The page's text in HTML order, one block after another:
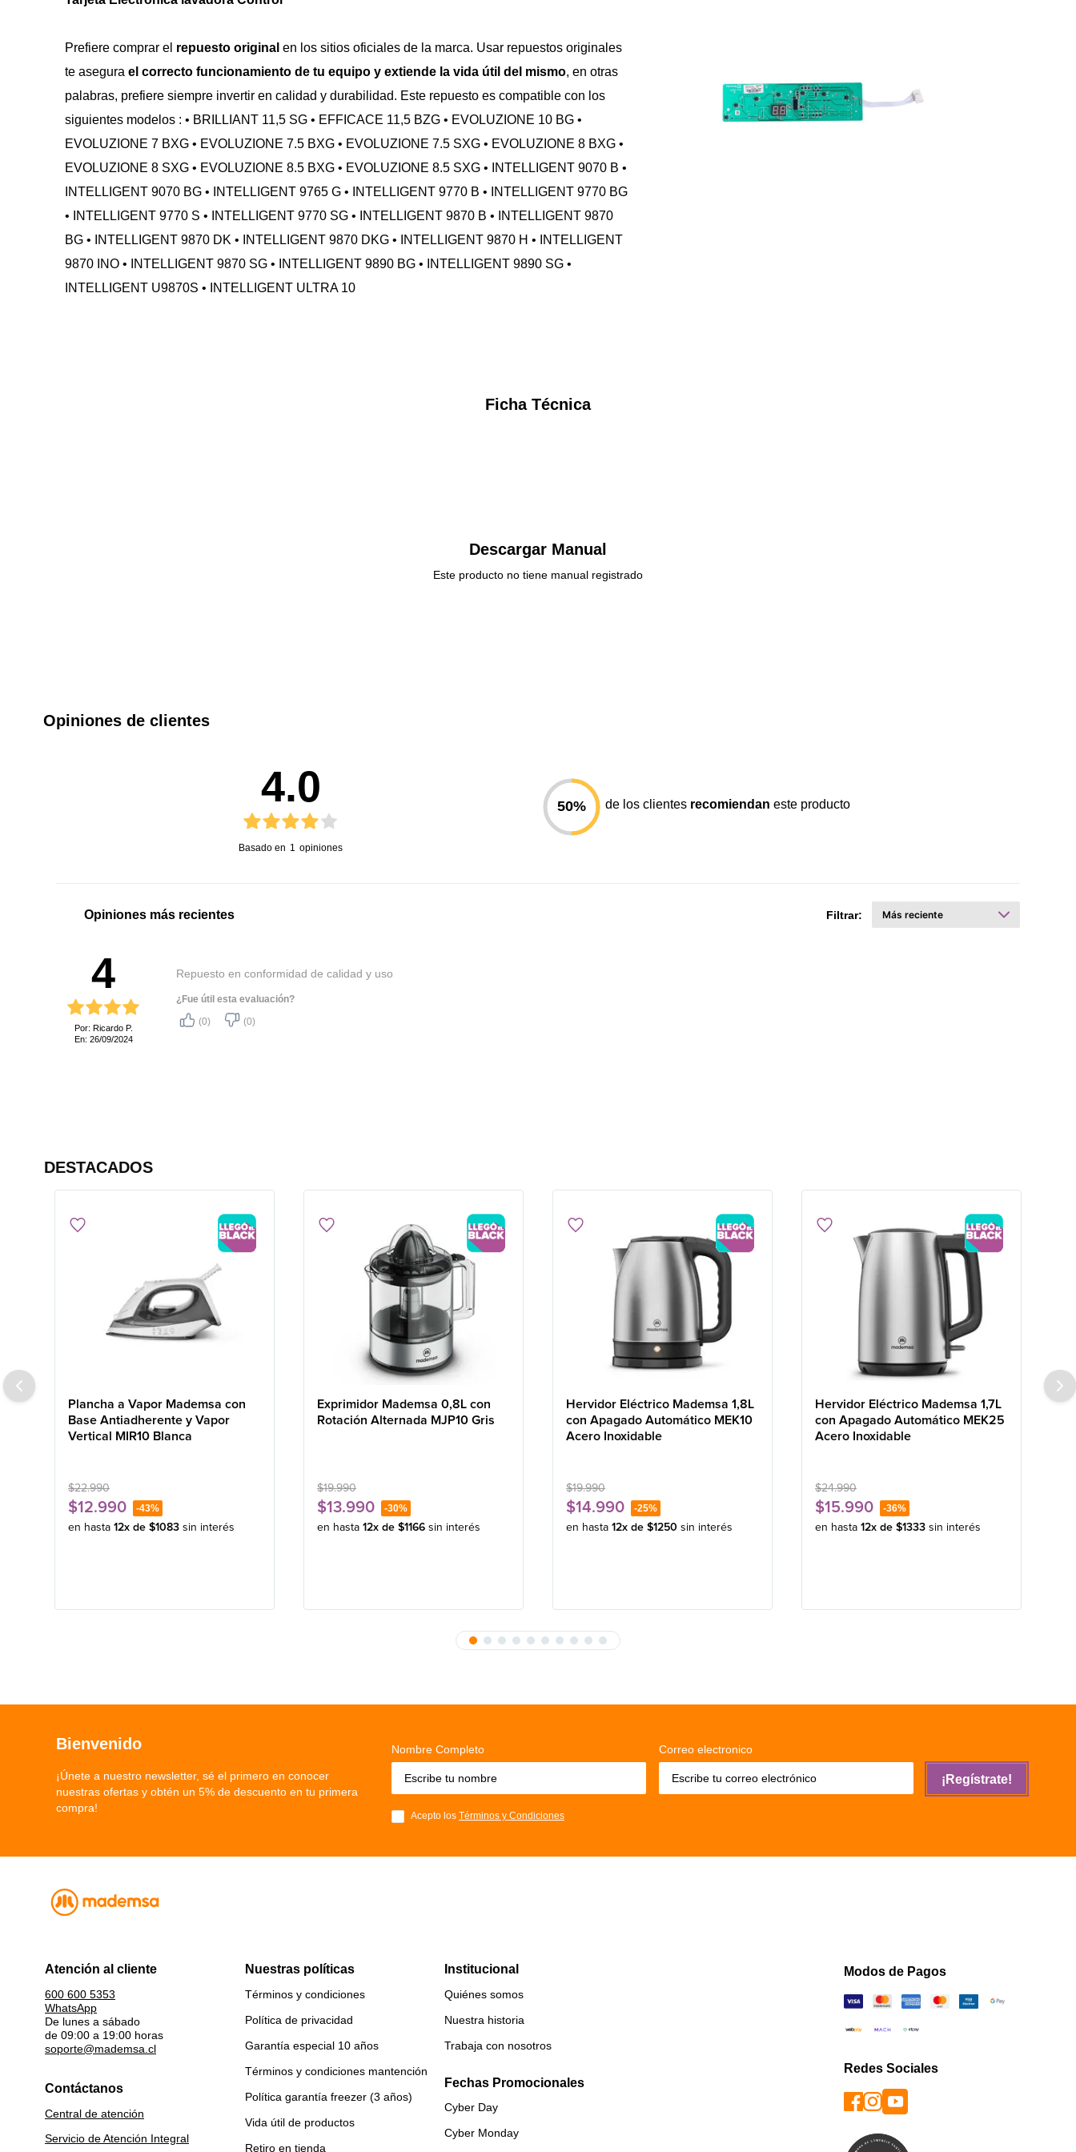
Prefiere comprar el repuesto original en los sitios oficiales de la marca. Usar repuestos originales
te asegura el correcto funcionamiento de tu equipo y extiende la vida útil del mismo, en otras
palabras, prefiere siempre invertir en calidad y durabilidad. Este repuesto es compatible con los
siguientes modelos : • BRILLIANT 11,5 SG • EFFICACE 11,5 BZG • EVOLUZIONE 10 BG •
EVOLUZIONE 7 BXG • EVOLUZIONE 7.5 BXG • EVOLUZIONE 7.5 SXG • EVOLUZIONE 8 BXG •
EVOLUZIONE 8 SXG • EVOLUZIONE 8.5 BXG • EVOLUZIONE 8.5 SXG • INTELLIGENT 9070 B •
INTELLIGENT 9070 BG • INTELLIGENT 9765 G • INTELLIGENT 9770 B • INTELLIGENT 9770 BG
• INTELLIGENT 9770 S • INTELLIGENT 9770 SG • INTELLIGENT 9870 B • INTELLIGENT 9870
BG • INTELLIGENT 9870 DK • INTELLIGENT 9870 DKG • INTELLIGENT 9870 H • INTELLIGENT
9870 INO • INTELLIGENT 9870 SG • INTELLIGENT 9890 BG • INTELLIGENT 9890 SG •
INTELLIGENT U9870S • INTELLIGENT ULTRA 10
Ficha Técnica
Descargar Manual
Este producto no tiene manual registrado
Opiniones de clientes
4.0
Basado en 1 opiniones
50% de los clientesrecomiendan este producto
Opiniones más recientes Filtrar:
4
Por: Ricardo P.
En: 26/09/2024
Repuesto en conformidad de calidad y uso
¿Fue útil esta evaluación?
(0)
(0)
DESTACADOS
Plancha a Vapor Mademsa con
Base Antiadherente y Vapor
Vertical MIR10 Blanca
$22.990
$12.990 -43%
en hasta 12x de $1083 sin interés
Exprimidor Mademsa 0,8L con
Rotación Alternada MJP10 Gris
$19.990
$13.990 -30%
en hasta 12x de $1166 sin interés
Hervidor Eléctrico Mademsa 1,8L
con Apagado Automático MEK10
Acero Inoxidable
$19.990
$14.990 -25%
en hasta 12x de $1250 sin interés
Hervidor Eléctrico Mademsa 1,7L
con Apagado Automático MEK25
Acero Inoxidable
$24.990
$15.990 -36%
en hasta 12x de $1333 sin interés
Bienvenido
¡Únete a nuestro newsletter, sé el primero en conocer
nuestras ofertas y obtén un 5% de descuento en tu primera
compra!
Nombre Completo Correo electronico
Acepto los Términos y Condiciones
¡Regístrate!
Atención al cliente
600 600 5353
WhatsApp
De lunes a sábado
de 09:00 a 19:00 horas
soporte@mademsa.cl
Contáctanos
Central de atención
Servicio de Atención Integral
Nuestras políticas
Términos y condiciones
Política de privacidad
Garantía especial 10 años
Términos y condiciones mantención
Política garantía freezer (3 años)
Vida útil de productos
Retiro en tienda
Institucional
Quiénes somos
Nuestra historia
Trabaja con nosotros
Fechas Promocionales
Cyber Day
Cyber Monday
Modos de Pagos
Redes Sociales